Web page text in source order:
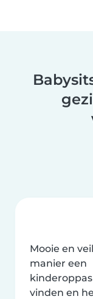
Mooie en
manier een
vinden en